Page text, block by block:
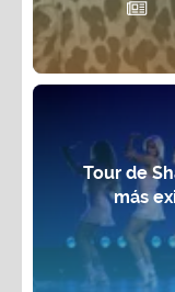
Tour de
más